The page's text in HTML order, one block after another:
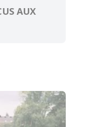
d'artistes
Médiathèques
AUX